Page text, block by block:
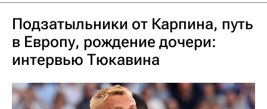
Подзатыльники от Карпина, путь
в Европу, рождение дочери:
интервью Тюкавина